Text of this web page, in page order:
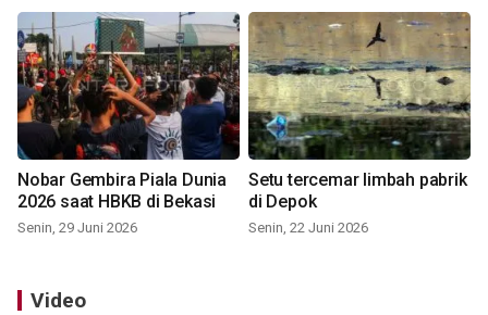
Nobar Gembira Piala Dunia
2026 saat HBKB di Bekasi
Senin, 29 Juni 2026
Setu tercemar limbah pabrik
di Depok
Senin, 22 Juni 2026
Video